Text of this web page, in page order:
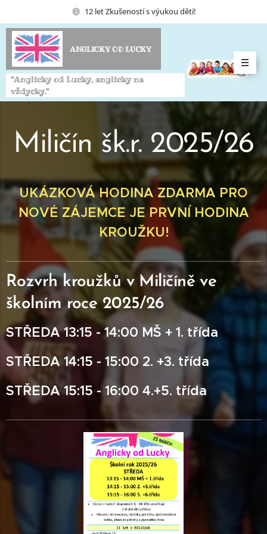
12 let Zkušeností s výukou dětí!
ANGLICKY OD LUCKY
"Anglicky od Lucky, anglicky na
vždycky."
Miličín šk.r. 2025/26
UKÁZKOVÁ HODINA ZDARMA PRO
NOVÉ ZÁJEMCE JE PRVNÍ HODINA
KROUŽKU!
Rozvrh kroužků v Miličíně ve
školním roce 2025/26
STŘEDA 13:15 - 14:00 MŠ + 1. třída
STŘEDA 14:15 - 15:00 2. +3. třída
STŘEDA 15:15 - 16:00 4.+5. třída